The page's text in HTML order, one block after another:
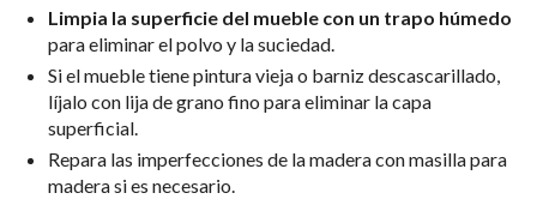
Limpia la superficie del mueble con un trapo húmedo
para eliminar el polvo y la suciedad.
Si el mueble tiene pintura vieja o barniz descascarillado,
líjalo con lija de grano fino para eliminar la capa
superficial.
Repara las imperfecciones de la madera con masilla para
madera si es necesario.